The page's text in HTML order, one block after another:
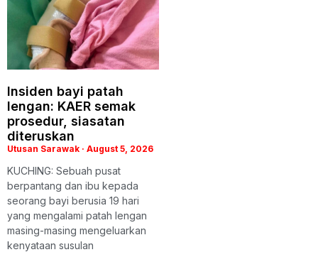
Insiden bayi patah
lengan: KAER semak
prosedur, siasatan
diteruskan
Utusan Sarawak August 5, 2026
KUCHING: Sebuah pusat
berpantang dan ibu kepada
seorang bayi berusia 19 hari
yang mengalami patah lengan
masing-masing mengeluarkan
kenyataan susulan